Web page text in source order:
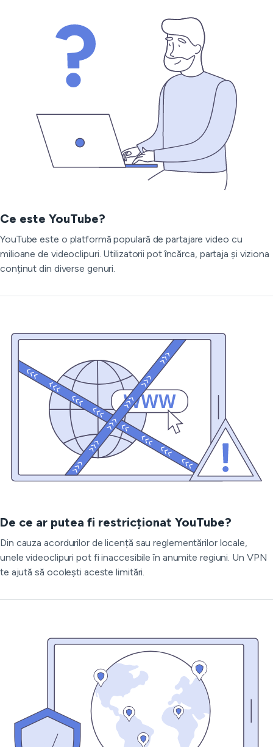
Ce este YouTube?
YouTube este o platformă populară de partajare video cu
milioane de videoclipuri. Utilizatorii pot încărca, partaja și viziona
conținut din diverse genuri.
De ce ar putea fi restricționat YouTube?
Din cauza acordurilor de licență sau reglementărilor locale,
unele videoclipuri pot fi inaccesibile în anumite regiuni. Un VPN
te ajută să ocolești aceste limitări.